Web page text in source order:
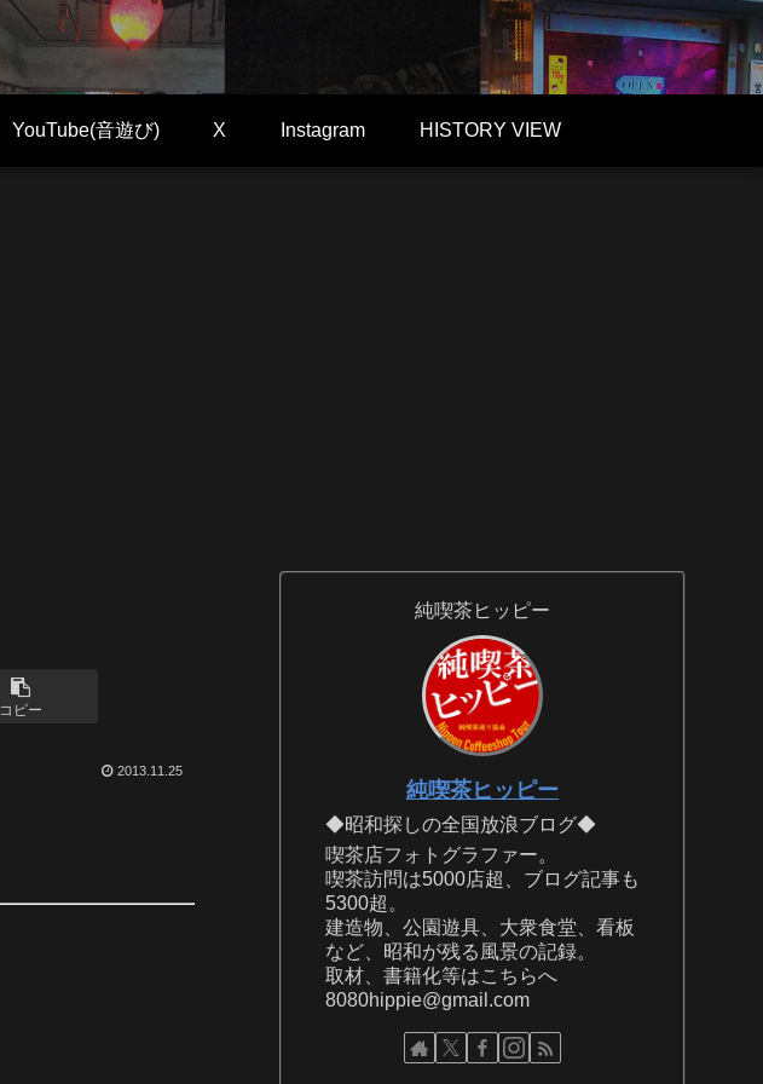
YouTube(音遊び) X Instagram HISTORY VIEW
コピー
2013.11.25
純喫茶ヒッピー
純喫茶ヒッピー
◆昭和探しの全国放浪ブログ◆
喫茶店フォトグラファー。
喫茶訪問は5000店超、ブログ記事も
5300超。
建造物、公園遊具、大衆食堂、看板
など、昭和が残る風景の記録。
取材、書籍化等はこちらへ
8080hippie@gmail.com